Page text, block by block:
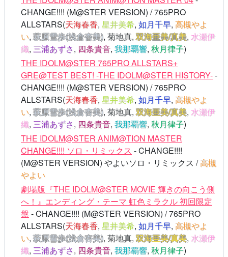
CHANGE!!!! (M@STER VERSION) / 765PRO
ALLSTARS(天海春香, 星井美希, 如月千早, 高槻やよ
い,萩原雪歩(浅倉杏美), 菊地真,双海亜美/真美, 水瀬伊
織, 三浦あずさ, 四条貴音, 我那覇響, 秋月律子)
THE IDOLM@STER 765PRO ALLSTARS+
GRE@TEST BEST! -THE IDOLM@STER HISTORY--
CHANGE!!!! (M@STER VERSION) / 765PRO
ALLSTARS(天海春香, 星井美希, 如月千早, 高槻やよ
い,萩原雪歩(浅倉杏美), 菊地真,双海亜美/真美, 水瀬伊
織, 三浦あずさ, 四条貴音, 我那覇響, 秋月律子)
THE IDOLM@STER ANIM@TION MASTER
CHANGE!!!! ソロ・リミックス - CHANGE!!!!
(M@STER VERSION) やよいソロ・リミックス /高槻
やよい
劇場版『THE IDOLM@STER MOVIE 輝きの向こう側
へ！』エンディング・テーマ 虹色ミラクル 初回限定
盤 - CHANGE!!!! (M@STER VERSION) / 765PRO
ALLSTARS(天海春香, 星井美希, 如月千早, 高槻やよ
い,萩原雪歩(浅倉杏美), 菊地真,双海亜美/真美, 水瀬伊
織, 三浦あずさ, 四条貴音, 我那覇響, 秋月律子)